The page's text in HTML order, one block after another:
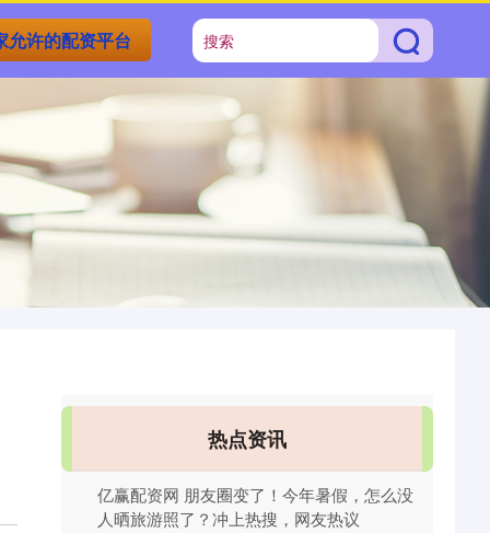
允许的配资平台
热点资讯
亿赢配资网 朋友圈变了！今年暑假，怎么没
人晒旅游照了？冲上热搜，网友热议